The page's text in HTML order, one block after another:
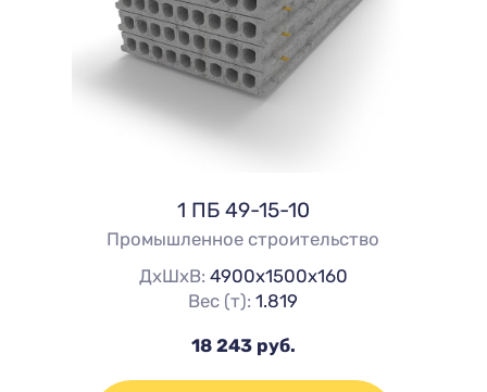
1 ПБ 49-15-10
Промышленное строительство
ДхШхВ: 4900х1500х160
Вес (т):1.819
18 243 руб.